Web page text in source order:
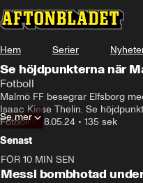
Hem Serier
Se höjdpunkterna när
Fotboll
Malmö FF besegrar Elfsborg
Isaac Kiese Thelin. Se
mellan Johan Larsson och
Fotboll•28.05.24 • 135 sek
Se mer
Senast
FÖR 10 MIN SEN
Messi bombhotad